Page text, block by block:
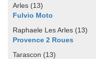
Arles (13)
Fulvio Moto
Raphaele Les Arles (13)
Provence 2 Roues
Tarascon (13)